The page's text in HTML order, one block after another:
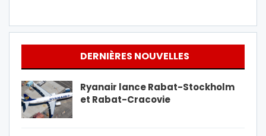
DERNIÈRES NOUVELLES
Ryanair lance Rabat-Stockholm
et Rabat-Cracovie